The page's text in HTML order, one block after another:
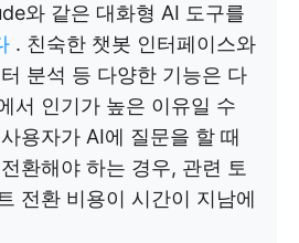
와 같은 대화형 AI 도구를
. 친숙한 챗봇 인터페이스와
분석 등 다양한 기능은 다
서 인기가 높은 이유일 수
용자가 AI에 질문을 할 때
환해야 하는 경우, 관련 토
전환 비용이 시간이 지남에